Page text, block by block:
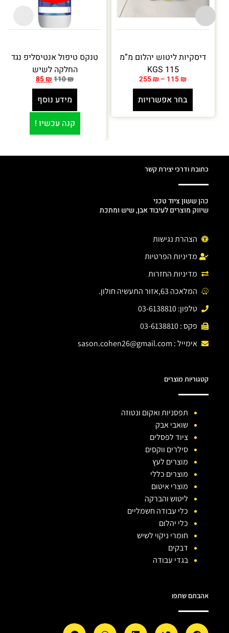
טנקס טיפול אנטיסליפ נגד
החלקה לשיש
110₪
85₪
מידע נוסף
קנה עכשיו !
דיסקיות ליטוש יהלום מ”מ
115 KGS
115 ₪
–
255 ₪
בחר אפשרויות
כתובת ודרכי יצירת קשר
כהן ששון ציוד טכני
שיווק מוצרים לעיבוד אבן, שיש ומתכת
הצהרת נגישות
מדיניות הפרטיות
מדיניות החזרות
המלאכה 63,אזור התעשיה חולון.
טלפון: 03-6138810
פקס : 03-6138810
אימייל : sason.cohen26@gmail.com
קטגוריות מוצרים
תפסניות ואקום ונטוזה
שואבי אבק
ציוד לפסלים
סילרים ווקסים
מוצרים לעץ
מוצרים כללי
מוצרי איטום
ליטוש והברקה
כלי עבודה חשמליים
כלי יהלום
חומרי ניקוי לשיש
דבקים
בגדי עבודה
אהבתם שתפו